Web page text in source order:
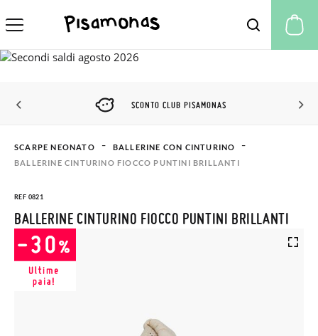
SCONTO CLUB PISAMONAS
SCARPE NEONATO
BALLERINE CON CINTURINO
BALLERINE CINTURINO FIOCCO PUNTINI BRILLANTI
REF 0821
BALLERINE CINTURINO FIOCCO PUNTINI BRILLANTI